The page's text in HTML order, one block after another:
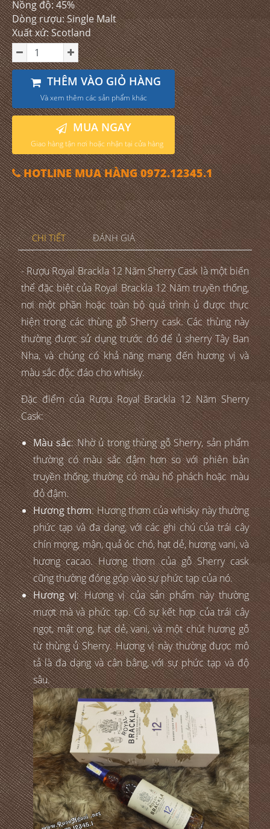
Nồng độ: 45%
Dòng rượu: Single Malt
Xuất xứ: Scotland
THÊM VÀO GIỎ HÀNG
Và xem thêm các sản phẩm khác
MUA NGAY
Giao hàng tận nơi hoặc nhận tại cửa hàng
HOTLINE MUA HÀNG 0972.12345.1
CHI TIẾT ĐÁNH GIÁ
- Rượu Royal Brackla 12 Năm Sherry Cask là một biến
thể đặc biệt của Royal Brackla 12 Năm truyền thống,
nơi một phần hoặc toàn bộ quá trình ủ được thực
hiện trong các thùng gỗ Sherry cask. Các thùng này
thường được sử dụng trước đó để ủ sherry Tây Ban
Nha, và chúng có khả năng mang đến hương vị và
màu sắc độc đáo cho whisky.
Đặc điểm của Rượu Royal Brackla 12 Năm Sherry
Cask:
Màu sắc: Nhờ ủ trong thùng gỗ Sherry, sản phẩm
thường có màu sắc đậm hơn so với phiên bản
truyền thống, thường có màu hổ phách hoặc màu
đỏ đậm.
Hương thơm: Hương thơm của whisky này thường
phức tạp và đa dạng, với các ghi chú của trái cây
chín mọng, mận, quả óc chó, hạt dẻ, hương vani, và
hương cacao. Hương thơm của gỗ Sherry cask
cũng thường đóng góp vào sự phức tạp của nó.
Hương vị: Hương vị của sản phẩm này thường
mượt mà và phức tạp. Có sự kết hợp của trái cây
ngọt, mật ong, hạt dẻ, vani, và một chút hương gỗ
từ thùng ủ Sherry. Hương vị này thường được mô
tả là đa dạng và cân bằng, với sự phức tạp và độ
sâu.